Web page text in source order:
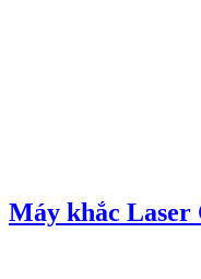
Máy khắc Laser